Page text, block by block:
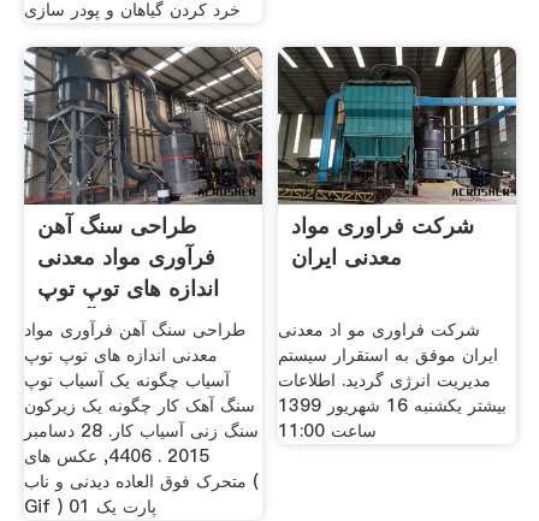
خرد کردن گیاهان و پودر سازی
طراحی سنگ آهن
فرآوری مواد معدنی
اندازه های توپ توپ
آسیاب
طراحی سنگ آهن فرآوری مواد
معدنی اندازه های توپ توپ
آسیاب چگونه یک آسیاب توپ
سنگ آهک کار چگونه یک زیرکون
سنگ زنی آسیاب کار. 28 دسامبر
2015 . 4406, عکس های
متحرک فوق العاده دیدنی و ناب (
Gif ) پارت یک 01
شرکت فراوری مواد
معدنی ایران
شرکت فراوری مو اد معدنی
ایران موفق به استقرار سیستم
مدیریت انرژی گردید. اطلاعات
بیشتر یکشنبه 16 شهریور 1399
ساعت 11:00